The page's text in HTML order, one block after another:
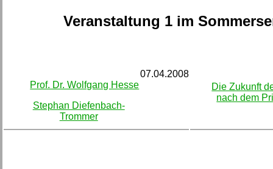
Veranstaltung 1 im
07.04.2008
Prof. Dr. Wolfgang Hesse
Stephan Diefenbach-
Trommer
Die Zukunft
nach dem